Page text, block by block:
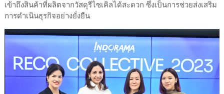
เข้าถึงสินค้าที่ผลิตจากวัสดุรีไซเคิลได้สะดวก ซึ่งเป็นการช่วยส่งเสริม
การดำเนินธุรกิจอย่างยั่งยืน